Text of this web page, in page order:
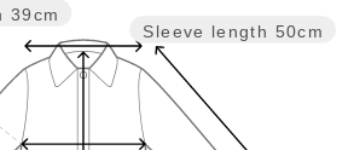
Sleeve length 50cm
39cm